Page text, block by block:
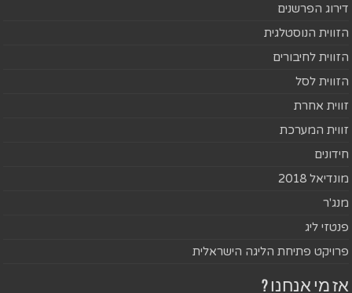
דירוג הפרשנים
הזווית הנוסטלגית
הזווית לחיבורים
הזווית לסל
זווית אחרת
זווית המערכת
חידונים
מונדיאל 2018
מנג'ר
פנטזי ליג
פרויקט פתיחת הליגה הישראלית
אז מי אנחנו ?